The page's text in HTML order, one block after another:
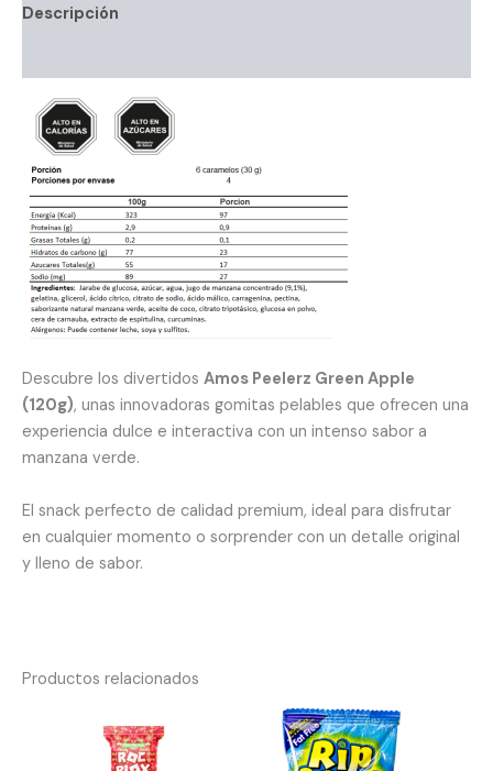
Descripción
Descubre los divertidos Amos Peelerz Green Apple
(120g), unas innovadoras gomitas pelables que ofrecen una
experiencia dulce e interactiva con un intenso sabor a
manzana verde.
El snack perfecto de calidad premium, ideal para disfrutar
en cualquier momento o sorprender con un detalle original
y lleno de sabor.
Productos relacionados